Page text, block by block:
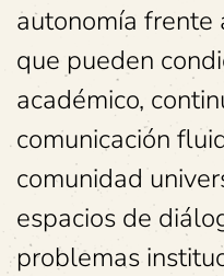
autonomía frente
que pueden
académico,
comunicación
comunidad
espacios de
problemas